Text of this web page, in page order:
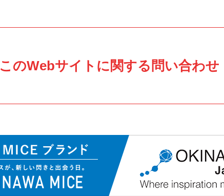
このWebサイトに関する問い合わせ